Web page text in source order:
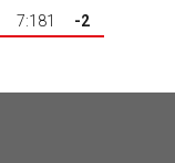
7:181 -2